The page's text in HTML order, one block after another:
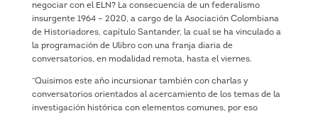
negociar con el ELN? La consecuencia de un federalismo
insurgente 1964 – 2020, a cargo de la Asociación Colombiana
de Historiadores, capítulo Santander, la cual se ha vinculado a
la programación de Ulibro con una franja diaria de
conversatorios, en modalidad remota, hasta el viernes.
“Quisimos este año incursionar también con charlas y
conversatorios orientados al acercamiento de los temas de la
investigación histórica con elementos comunes, por eso